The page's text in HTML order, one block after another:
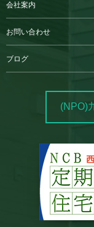
会社案内
お問い合わせ
ブログ
(NPO)